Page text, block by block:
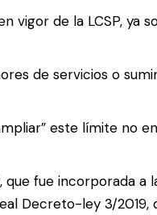
vigor de la LCSP, ya
de servicios o
este límite no
que fue incorporada a
Decreto-ley 3/